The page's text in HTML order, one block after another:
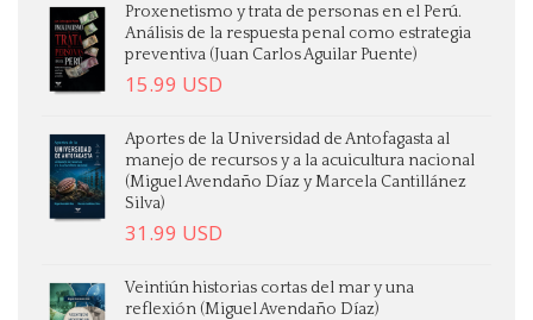
Proxenetismo y trata de personas en el Perú.
Análisis de la respuesta penal como estrategia
preventiva (Juan Carlos Aguilar Puente)
15.99 USD
Aportes de la Universidad de Antofagasta al
manejo de recursos y a la acuicultura nacional
(Miguel Avendaño Díaz y Marcela Cantillánez
Silva)
31.99 USD
Veintiún historias cortas del mar y una
reflexión (Miguel Avendaño Díaz)